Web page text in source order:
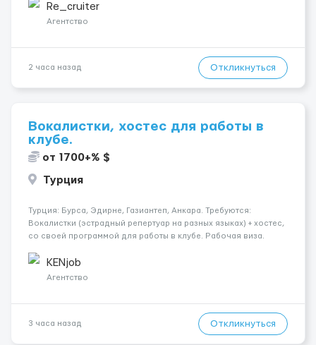
близько 2000 € на місяць (після вирахув...
Re_cruiter
Агентство
2 часа назад Откликнуться
Вокалистки, хостес для работы в
клубе.
от 1700+% $
Турция
Турция: Бурса, Эдирне, Газиантеп, Анкара. Требуются:
Вокалистки (эстрадный репертуар на разных языках) + хостеc,
со своей программой для работы в клубе. Рабочая виза.
одного до трех месяцев. Мед. страховка. Высокая зарплат...
KENjob
Агентство
3 часа назад Откликнуться